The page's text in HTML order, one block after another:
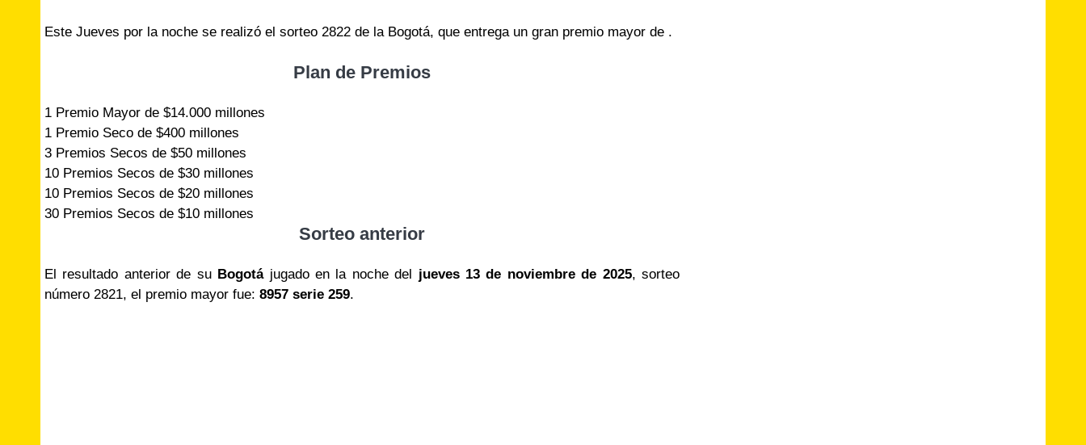
Este Jueves por la noche se realizó el sorteo 2822 de la Bogotá, que entrega un gran premio mayor de .
Plan de Premios
1 Premio Mayor de $14.000 millones
1 Premio Seco de $400 millones
3 Premios Secos de $50 millones
10 Premios Secos de $30 millones
10 Premios Secos de $20 millones
30 Premios Secos de $10 millones
Sorteo anterior
El resultado anterior de su Bogotájugado en la noche del jueves 13 de noviembre de 2025, sorteo
número 2821, el premio mayor fue: 8957 serie 259.